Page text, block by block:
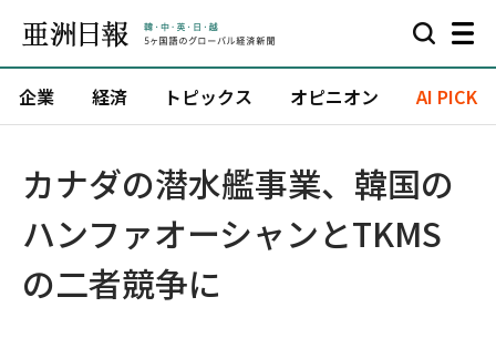
企業 経済 トピックス オピニオン AI PICK
カナダの潜水艦事業、韓国の
ハンファオーシャンとTKMS
の二者競争に